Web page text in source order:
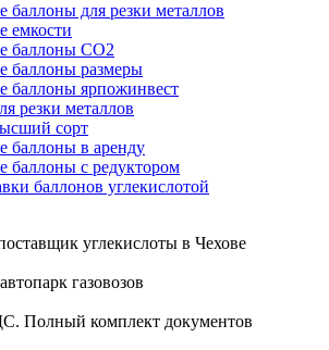
баллоны для резки металлов
емкости
баллоны СО2
баллоны размеры
баллоны ярпожинвест
резки металлов
сорт
баллоны в аренду
баллоны с редуктором
баллонов углекислотой
углекислоты в Чехове
газовозов
Полный комплект документов